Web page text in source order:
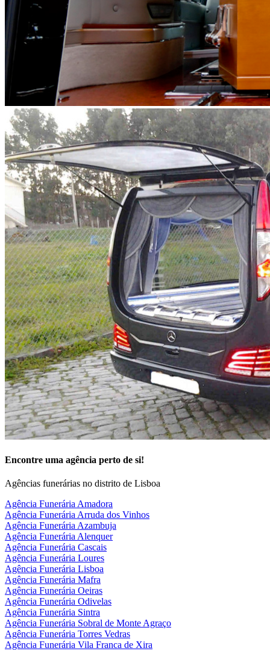
Encontre uma agência perto de si!
Agências funerárias no distrito de Lisboa
Agência Funerária Amadora
Agência Funerária Arruda dos Vinhos
Agência Funerária Azambuja
Agência Funerária Alenquer
Agência Funerária Cascais
Agência Funerária Loures
Agência Funerária Lisboa
Agência Funerária Mafra
Agência Funerária Oeiras
Agência Funerária Odivelas
Agência Funerária Sintra
Agência Funerária Sobral de Monte Agraço
Agência Funerária Torres Vedras
Agência Funerária Vila Franca de Xira